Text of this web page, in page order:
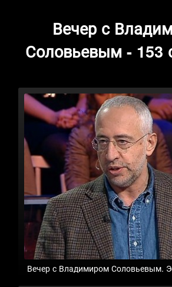
Вечер с
Соловьевым - 153
Вечер с Владимиром Соловьевым.